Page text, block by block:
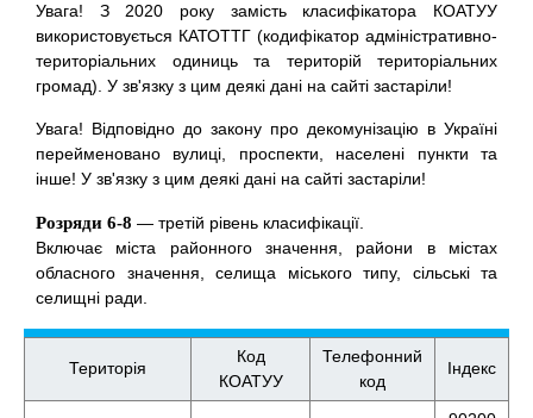
Увага! З 2020 року замість класифікатора КОАТУУ
використовується КАТОТТГ (кодифікатор адміністративно-
територіальних одиниць та територій територіальних
громад). У зв'язку з цим деякі дані на сайті застаріли!
Увага! Відповідно до закону про декомунізацію в Україні
перейменовано вулиці, проспекти, населені пункти та
інше! У зв'язку з цим деякі дані на сайті застаріли!
Розряди 6-8 — третій рівень класифікації.
Включає міста районного значення, райони в містах
обласного значення, селища міського типу, сільські та
селищні ради.
Територія
Код
КОАТУУ
Телефонний
код
Індекс